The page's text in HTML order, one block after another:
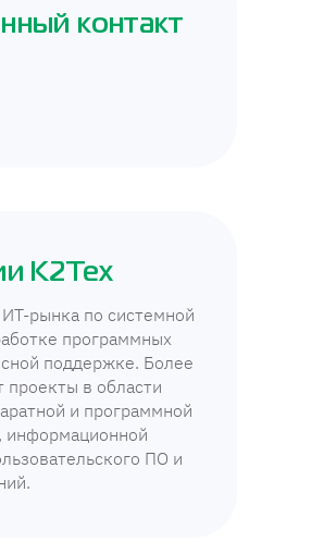
контакт
К2Тех
рынка по системной
программных
поддержке. Более
проекты в области
и программной
информационной
ПО и